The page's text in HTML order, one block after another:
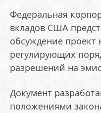
Федеральная
вкладов США
обсуждение проект
регулирующих
разрешений на
Документ
положениями